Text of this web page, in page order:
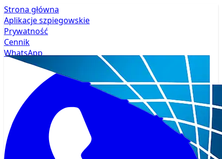
Strona główna
Aplikacje szpiegowskie
Prywatność
Cennik
WhatsApp